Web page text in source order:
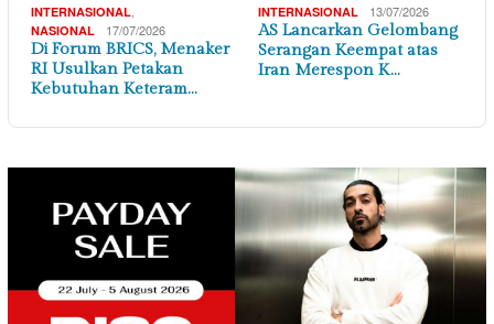
INTERNASIONAL
NASIONAL 17/07/2026
Di Forum BRICS, Menaker
RI Usulkan Petakan
Kebutuhan Keteram…
INTERNASIONAL 13/07/2026
AS Lancarkan Gelombang
Serangan Keempat atas
Iran Merespon K…